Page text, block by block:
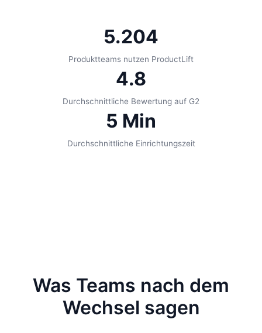
5.204
Produktteams nutzen ProductLift
4.8
Durchschnittliche Bewertung auf G2
5 Min
Durchschnittliche Einrichtungszeit
Was Teams nach dem
Wechsel sagen